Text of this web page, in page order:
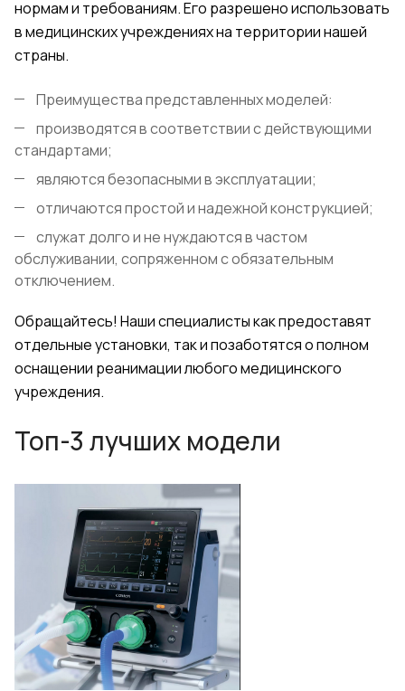
нормам и требованиям. Его разрешено использовать
в медицинских учреждениях на территории нашей
страны.
Преимущества представленных моделей:
производятся в соответствии с действующими
стандартами;
являются безопасными в эксплуатации;
отличаются простой и надежной конструкцией;
служат долго и не нуждаются в частом
обслуживании, сопряженном с обязательным
отключением.
Обращайтесь! Наши специалисты как предоставят
отдельные установки, так и позаботятся о полном
оснащении реанимации любого медицинского
учреждения.
Топ-3 лучших модели